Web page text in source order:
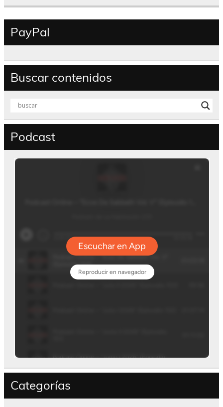
PayPal
Buscar contenidos
Podcast
Categorías